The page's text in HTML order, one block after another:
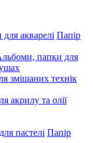
акварелі Папір
папки для
змішаних технік
акрилу та олії
пастелі Папір